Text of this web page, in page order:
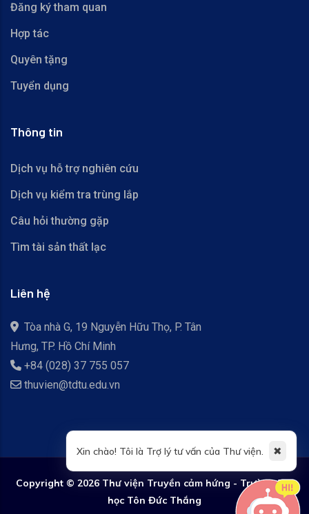
Đăng ký tham quan
Hợp tác
Quyên tặng
Tuyển dụng
Thông tin
Dịch vụ hỗ trợ nghiên cứu
Dịch vụ kiểm tra trùng lắp
Câu hỏi thường gặp
Tìm tài sản thất lạc
Liên hệ
Tòa nhà G, 19 Nguyễn Hữu Thọ, P. Tân
Hưng, TP. Hồ Chí Minh
+84 (028) 37 755 057
thuvien@tdtu.edu.vn
Xin chào! Tôi là Trợ lý tư vấn của Thư viện. ✖
Copyright © 2026 Thư viện Truyền cảm hứng - Trường Đại
học Tôn Đức Thắng